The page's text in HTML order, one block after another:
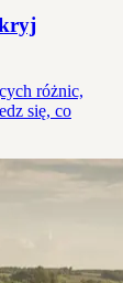
różnic,
się, co